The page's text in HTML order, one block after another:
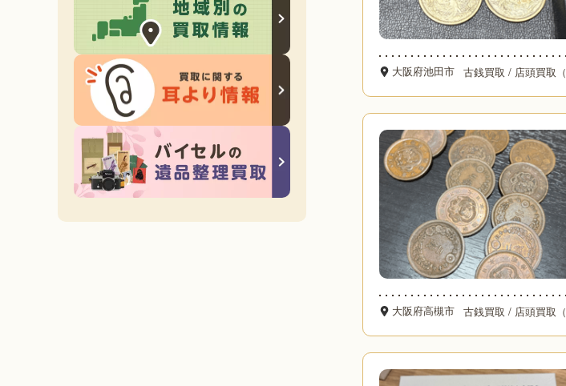
大阪府池田市 古銭買取 / 店頭買取（
大阪府高槻市 古銭買取 / 店頭買取（